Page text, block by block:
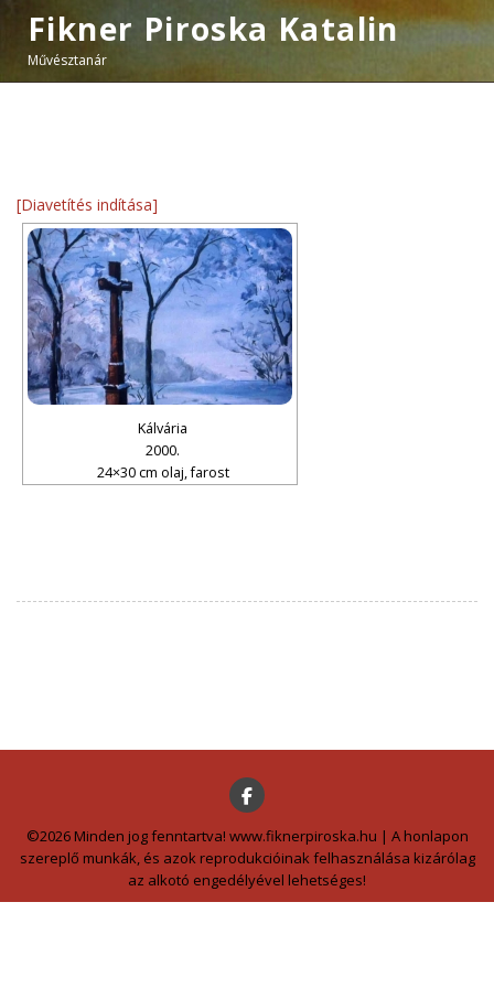
Fikner Piroska Katalin
Művésztanár
[Diavetítés indítása]
Kálvária
2000.
24×30 cm olaj, farost
©2026 Minden jog fenntartva! www.fiknerpiroska.hu | A honlapon
szereplő munkák, és azok reprodukcióinak felhasználása kizárólag
az alkotó engedélyével lehetséges!